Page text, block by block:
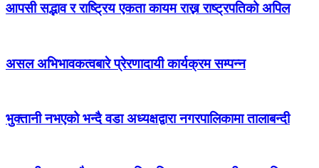
आपसी सद्भाव र राष्ट्रिय एकता कायम राख्न राष्ट्रपतिको अपिल
असल अभिभावकत्वबारे प्रेरणादायी कार्यक्रम सम्पन्न
भुक्तानी नभएको भन्दै वडा अध्यक्षद्वारा नगरपालिकामा तालाबन्दी